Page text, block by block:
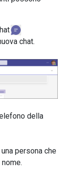
chat.
della
persona che